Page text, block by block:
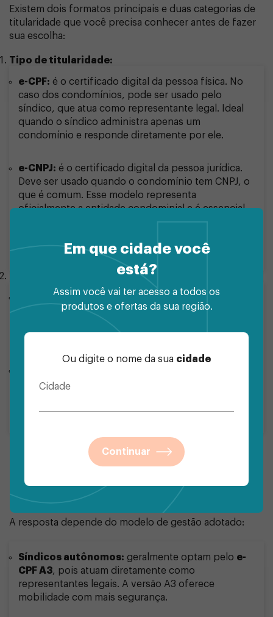
Existem dois formatos principais e duas categorias de
titularidade que você precisa conhecer antes de fazer
sua escolha:
Tipo de titularidade:
e-CPF: é o certificado digital da pessoa física. No
caso dos condomínios, pode ser usado pelo
síndico, que atua como representante legal. Ideal
quando o síndico administra apenas um
condomínio e responde diretamente por ele.
e-CNPJ: é o certificado digital da pessoa jurídica.
Deve ser usado quando o condomínio tem CNPJ, o
que é comum. Esse modelo representa
oficialmente a entidade condominial e é essencial
para uma administradora que gerencia diversos
Tipo de armazenamento:
arquivo digital instalado no computador. Válido
por 1 ano. É mais prático para quem precisa usar o
certificado em diferentes sistemas, como folha de
pagamento ou emissão de notas.
pendrive) ou cartão. Tem validade de até 3 anos e
físico para ser usado.
Qual é o mais indicado
para o seu condomínio?
A resposta depende do modelo de gestão adotado:
Síndicos autônomos: geralmente optam pelo e-
CPF A3, pois atuam diretamente como
representantes legais. A versão A3 oferece
mobilidade com mais segurança.
Em que cidade você
está?
Assim você vai ter acesso a todos os
produtos e ofertas da sua região.
Ou digite o nome da sua cidade
Cidade
Continuar